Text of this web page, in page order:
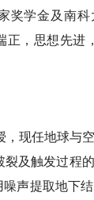
奖学金及南
，思想先进
，现任地球与
及触发过程
声提取地下